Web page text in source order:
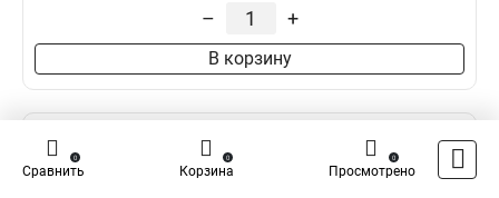
– +
В корзину
Сравнить
0
Корзина
0
Просмотрено
0